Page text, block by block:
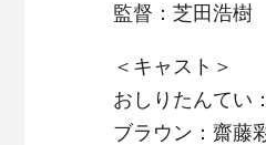
監督：芝田浩樹
＜キャスト＞
おしりたんてい
ブラウン：齋藤